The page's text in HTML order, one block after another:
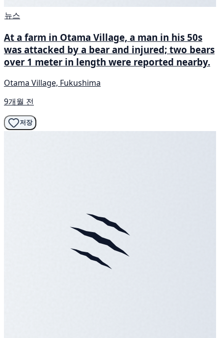
뉴스
At a farm in Otama Village, a man in his 50s
was attacked by a bear and injured; two bears
over 1 meter in length were reported nearby.
Otama Village, Fukushima
9개월 전
저장